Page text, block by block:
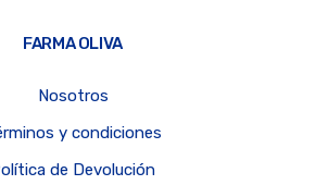
FARMA OLIVA
Nosotros
y condiciones
de Devolución